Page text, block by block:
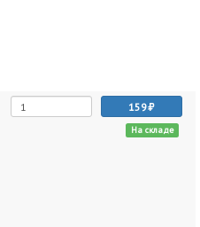
159
На складе